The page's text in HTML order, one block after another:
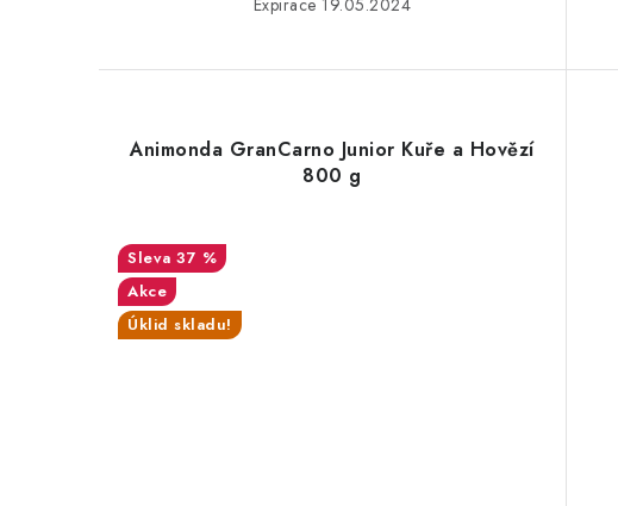
Expirace 19.05.2024
Animonda GranCarno Junior Kuře a Hovězí
800 g
37 %
Akce
Úklid skladu!